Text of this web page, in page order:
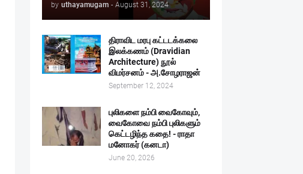
by uthayamugam - August 31, 2024
திராவிட மரபு கட்டடக்கலை
இலக்கணம் (Dravidian
Architecture) நூல்
விமர்சனம் - அ.சோழராஜன்
September 12, 2024
புலிகளை நம்பி வைகோவும்,
வைகோவை நம்பி புலிகளும்
கெட்டழிந்த கதை! - ராதா
மனோகர் (கனடா)
June 20, 2026